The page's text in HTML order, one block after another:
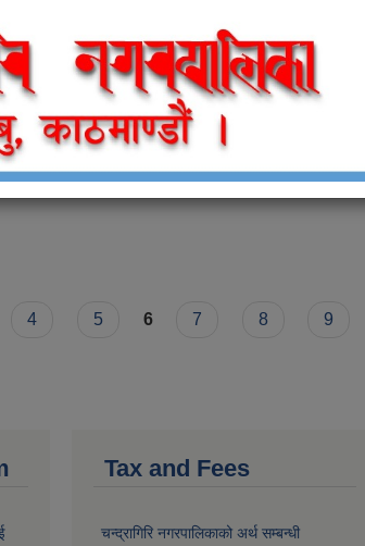
गोरखापत्र राष्ट्रिय दैनिक
4 5 6 7 8 9
Tax and Fees
चन्द्रागिरि नगरपालिकाको अर्थ सम्बन्धी